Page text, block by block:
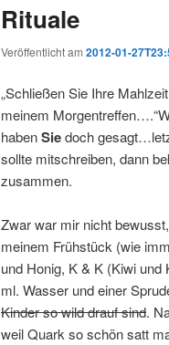
Rituale
Veröffentlicht am 2012-01-
„Schließen Sie Ihre
meinem
habenSiedoch
sollte mitschreiben, dann
zusammen.
Zwar war mir nicht
meinem Frühstück (wie
und Honig, K & K (Kiwi
ml. Wasser und einer
Kinder so wild drauf sind.
weil Quark so schön satt